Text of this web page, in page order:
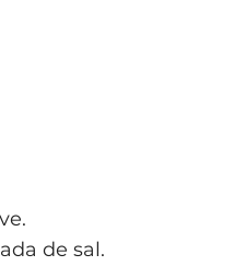
de sal.